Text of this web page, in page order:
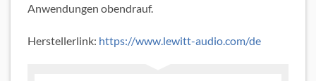
Anwendungen obendrauf.
Herstellerlink: https://www.lewitt-audio.com/de